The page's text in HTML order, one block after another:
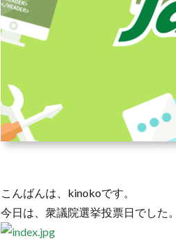
こんばんは、kinokoです。
今日は、衆議院選挙投票日でした。